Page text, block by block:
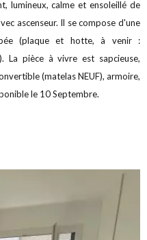
lumineux, calme et ensoleillé de
ascenseur. Il se compose d'une
(plaque et hotte, à venir :
La pièce à vivre est sapcieuse,
(matelas NEUF), armoire,
le 10 Septembre.